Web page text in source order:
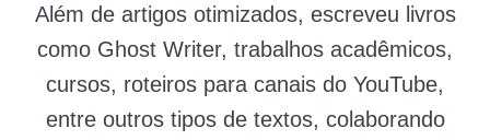
Além de artigos otimizados, escreveu livros
como Ghost Writer, trabalhos acadêmicos,
cursos, roteiros para canais do YouTube,
entre outros tipos de textos, colaborando